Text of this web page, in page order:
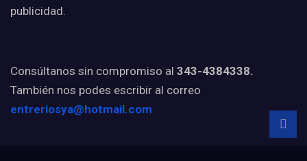
publicidad.
Consúltanos sin compromiso al 343-4384338.
También nos podes escribir al correo
entreriosya@hotmail.com